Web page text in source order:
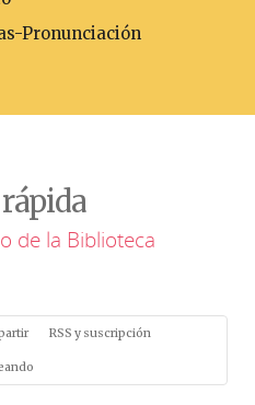
Pronunciación
de la Biblioteca
RSS y suscripción